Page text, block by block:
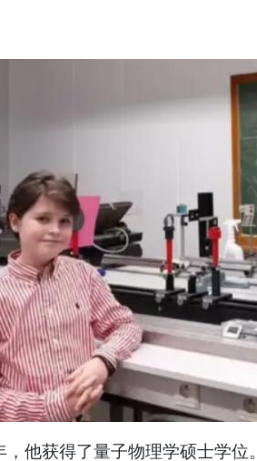
他获得了量子物理学硕士学位。